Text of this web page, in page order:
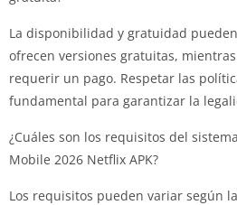
La disponibilidad y gratuidad
ofrecen versiones gratuitas,
requerir un pago. Respetar las
fundamental para garantizar la
¿Cuáles son los requisitos del
Mobile 2026 Netflix APK?
Los requisitos pueden variar según